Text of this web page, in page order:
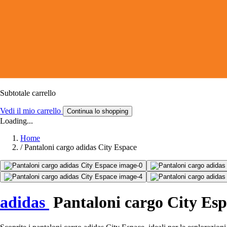
Subtotale carrello
Vedi il mio carrello Continua lo shopping
Loading...
Home
/ Pantaloni cargo adidas City Espace
adidas Pantaloni cargo City